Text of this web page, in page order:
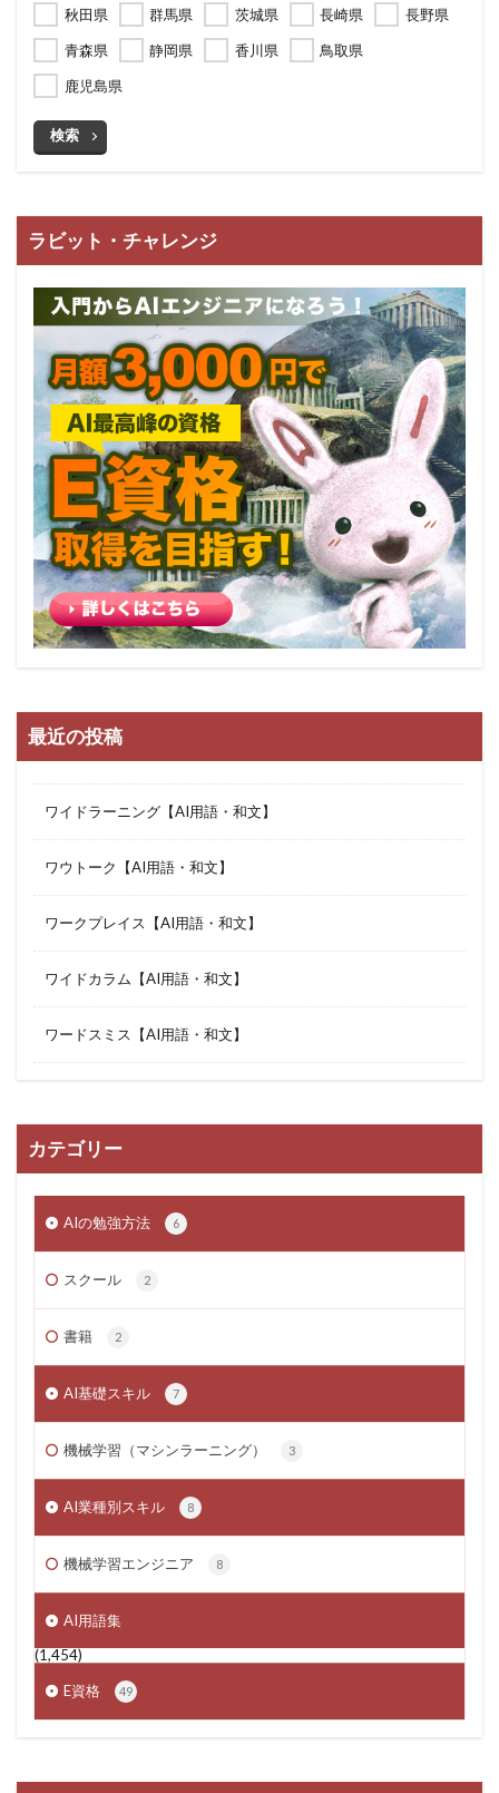
秋田県 群馬県 茨城県 長崎県
長野県
青森県
静岡県 香川県
鳥取県
鹿児島県
検索
ラビット・チャレンジ
最近の投稿
ワイドラーニング【AI用語・和文】
ワウトーク【AI用語・和文】
ワークプレイス【AI用語・和文】
ワイドカラム【AI用語・和文】
ワードスミス【AI用語・和文】
カテゴリー
AIの勉強方法 6
スクール 2
書籍 2
AI基礎スキル 7
機械学習（マシンラーニング） 3
AI業種別スキル 8
機械学習エンジニア 8
AI用語集
(1,454)
E資格
49